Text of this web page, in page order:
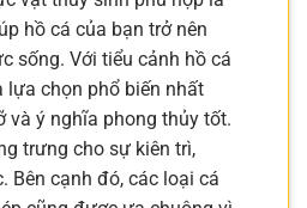
hồ cá của bạn trở nên
sống. Với tiểu cảnh hồ cá
lựa chọn phổ biến nhất
và ý nghĩa phong thủy tốt.
trưng cho sự kiên trì,
Bên cạnh đó, các loại cá